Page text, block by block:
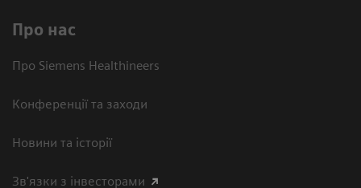
Про нас
Про Siemens Healthineers
Конференції та заходи
Новини та історії
Зв'язки з інвесторами